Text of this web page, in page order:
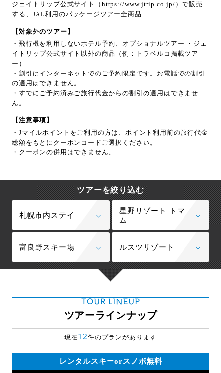
ジェイトリップ公式サイト（https://www.jtrip.co.jp/）で販売
する、JAL利用のパッケージツアー全商品
【対象外のツアー】
・飛行機を利用しないホテル予約、オプショナルツアー ・ジェ
イトリップ公式サイト以外の商品（例：トラベルコ掲載ツア
ー）
・割引はインターネットでのご予約限定です。お電話での割引
の適用はできません。
・すでにご予約済みご旅行代金からの割引の適用はできませ
ん。
【注意事項】
・Jマイルポイントをご利用の方は、ポイント利用前の旅行代金
総額をもとにクーポンコードご選択ください。
・クーポンの併用はできません。
ツアーを絞り込む
札幌市内ステイ
星野リゾート トマ
ム
富良野スキー場 ルスツリゾート
TOUR LINEUP
ツアーラインナップ
現在12件のプランがあります
レンタルスキーorスノボ無料